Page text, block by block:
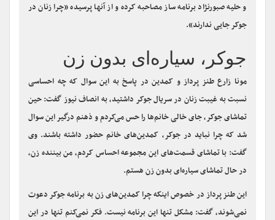
و حلیه صبورنژاد برنامه ساز مصاحبه کرده و از آنها پرسیده «چرا زنان در
جوکر جایی ندارند».
جوکر، سیاره‌ای بدون زن
مونا زارع طنز پرداز و کمدین در پاسخ به این سوال که چه احساسی
نسبت به غیبت زنان در سریال جوکر داشتید، به انصاف نیوز گفت: حین
تماشای جوکر، جای خالی خانم‌ها را حس می‌کردم و ذهنم درگیر این سوال
شد که چرا نباید در جوکر، کمدین‌های خانم حضور داشته باشند. وی
گفت: با تماشای قسمت‌های این مجموعه احساس کردم، من بیننده زن،
در حال تماشای سیاره‌ای بدون زن هستم.
این طنز پرداز در خصوص اینکه چرا کمدین‌های زن به برنامه جوکر دعوت
نمی‌شوند، گفت: مشکل تنها این برنامه نیست. فکر نمی‌کنم تنها در این